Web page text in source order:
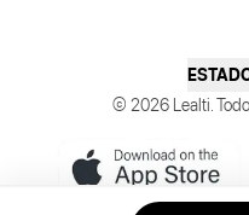
© 2026 Lealti.